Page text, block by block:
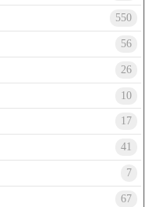
550
56
26
10
17
41
7
67